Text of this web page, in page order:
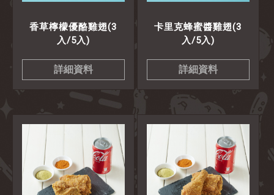
香草檸檬優酪雞翅(3
入/5入)
詳細資料
卡里克蜂蜜醬雞翅(3
入/5入)
詳細資料